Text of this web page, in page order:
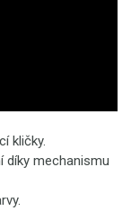
kličky.
díky mechanismu